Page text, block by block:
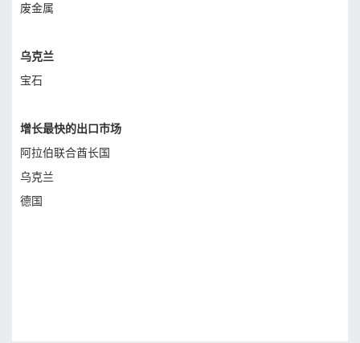
废金属
乌克兰
宝石
增长最快的出口市场
阿拉伯联合酋长国
乌克兰
德国